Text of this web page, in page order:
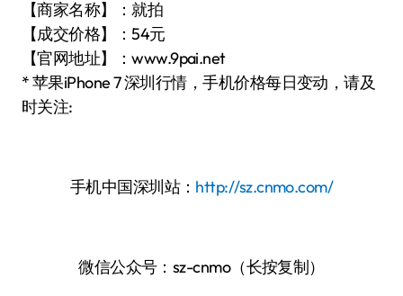
【商家名称】：就拍
【成交价格】：54元
【官网地址】：www.9pai.net
* 苹果iPhone 7 深圳行情，手机价格每日变动，请及
时关注:
手机中国深圳站： http://sz.cnmo.com/
微信公众号：sz-cnmo（长按复制）